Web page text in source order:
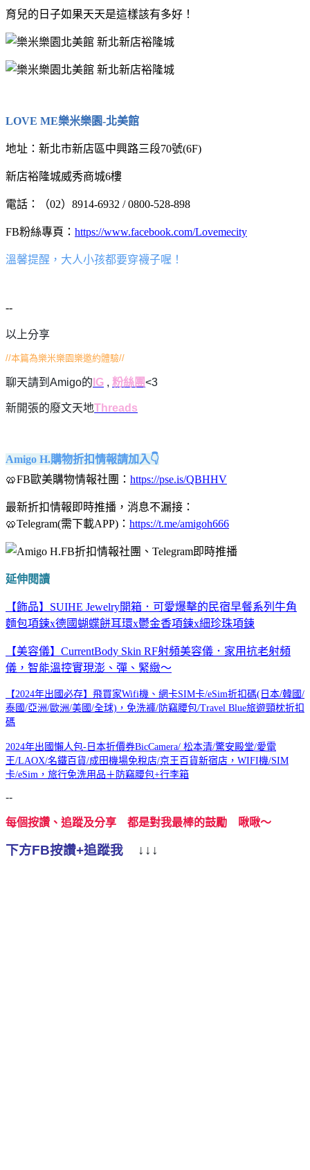
育兒的日子如果天天是這樣該有多好！
LOVE ME樂米樂園-北美館
地址：新北市新店區中興路三段70號(6F)
新店裕隆城威秀商城6樓
電話：（02）8914-6932 / 0800-528-898
FB粉絲專頁： https://www.facebook.com/Lovemecity
溫馨提醒，大人小孩都要穿襪子喔！
--
以上分享
//本篇為樂米樂園樂邀約體驗//
聊天請到Amigo的 IG , 粉絲團<3
新開張的廢文天地Threads
Amigo H.購物折扣情報請加入👇
🥨FB歐美購物情報社團： https://pse.is/QBHHV
最新折扣情報即時推播，消息不漏接：
🥨Telegram(需下載APP)： https://t.me/amigoh666
延伸閱讀
【飾品】SUIHE Jewelry開箱．可愛爆擊的民宿早餐系列牛角
麵包項鍊x德國蝴蝶餅耳環x鬱金香項鍊x細珍珠項鍊
【美容儀】CurrentBody Skin RF射頻美容儀．家用抗老射頻
儀，智能溫控實現澎、彈、緊緻～
【2024年出國必存】飛買家Wifi機、網卡SIM卡/eSim折扣碼(日本/韓國/
泰國/亞洲/歐洲/美國/全球)，免洗褲/防竊腰包/Travel Blue旅遊頸枕折扣
碼
2024年出國懶人包-日本折價券BicCamera/ 松本清/驚安殿堂/愛電
王/LAOX/名鐵百貨/成田機場免稅店/京王百貨新宿店，WIFI機/SIM
卡/eSim，旅行免洗用品＋防竊腰包+行李箱
--
每個按讚、追蹤及分享 都是對我最棒的鼓勵 啾啾～
下方FB按讚+追蹤我 ↓↓↓